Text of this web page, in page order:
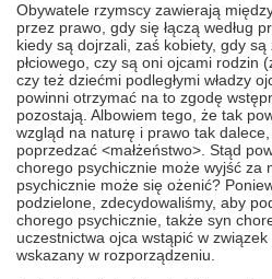
Obywatele rzymscy zawierają
przez prawo, gdy się łączą według
kiedy są dojrzali, zaś kobiety, gdy są
płciowego, czy są oni ojcami rodzin
czy też dziećmi podległymi władzy
powinni otrzymać na to zgodę
pozostają. Albowiem tego, że tak
wzgląd na naturę i prawo tak
poprzedzać <małżeństwo>. Stąd
chorego psychicznie może wyjść za
psychicznie może się ożenić?
podzielone, zdecydowaliśmy, aby
chorego psychicznie, także syn
uczestnictwa ojca wstąpić w związek
wskazany w rozporządzeniu.